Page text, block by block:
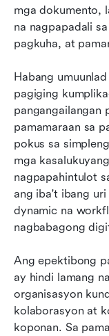
mga dokumento,
na nagpapadali
pagkuha, at
Habang
pagiging
pangangailangan
pamamaraan sa
pokus sa
mga
nagpapahintulot
ang iba't ibang
dynamic na
nagbabagong
Ang epektibong
ay hindi lamang
organisasyon
kolaborasyon at
koponan. Sa